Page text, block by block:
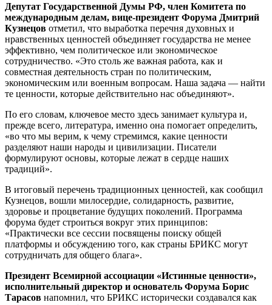
Депутат Государственной Думы РФ, член Комитета по
международным делам, вице-президент Форума Дмитрий
Кузнецов отметил, что выработка перечня духовных и
нравственных ценностей объединяет государства не менее
эффективно, чем политическое или экономическое
сотрудничество. «Это столь же важная работа, как и
совместная деятельность стран по политическим,
экономическим или военным вопросам. Наша задача — найти
те ценности, которые действительно нас объединяют».
По его словам, ключевое место здесь занимает культура и,
прежде всего, литература, именно она помогает определить,
«во что мы верим, к чему стремимся, какие ценности
разделяют наши народы и цивилизации. Писатели
формулируют основы, которые лежат в сердце наших
традиций».
В итоговый перечень традиционных ценностей, как сообщил
Кузнецов, вошли милосердие, солидарность, развитие,
здоровье и процветание будущих поколений. Программа
форума будет строиться вокруг этих принципов:
«Практически все сессии посвящены поиску общей
платформы и обсуждению того, как страны БРИКС могут
сотрудничать для общего блага».
Президент Всемирной ассоциации «Истинные ценности»,
исполнительный директор и основатель Форума Борис
Тарасов напомнил, что БРИКС исторически создавался как